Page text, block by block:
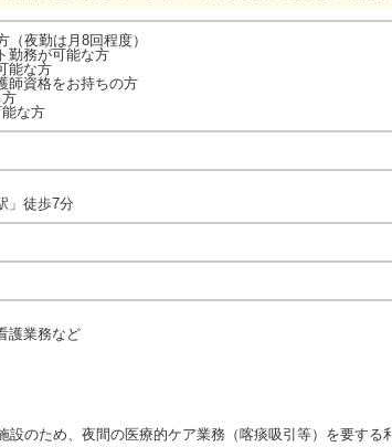
（夜勤は月8回程度）
勤務が可能な方
能な方
師資格をお持ちの方
方
能な方
」徒歩7分
護業務など
設のため、夜間の医療的ケア業務（喀痰吸引等）を要する